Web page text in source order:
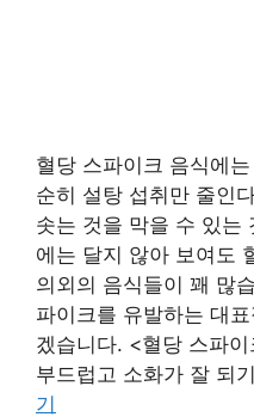
혈당 스파이크 음식에
순히 설탕 섭취만 줄인
솟는 것을 막을 수 있는
에는 달지 않아 보여도
의외의 음식들이 꽤 많
파이크를 유발하는 대
겠습니다. <혈당 스파
부드럽고 소화가 잘 되
기